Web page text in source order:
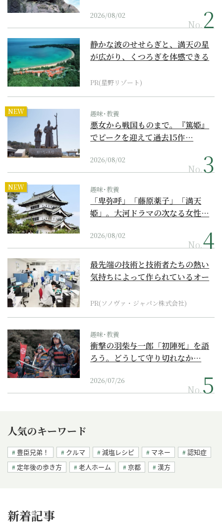
2026/08/02
No.
静かな波のせせらぎと、満天の星
が広がり、くつろぎを体感できる
PR(星野リゾート)
NEW 趣味･教養
悪女から戦国ものまで。『篤姫』
でピークを迎えて過去15作…
2026/08/02
No.
NEW 趣味･教養
「卑弥呼」「藤原薬子」「満天
姫」。大河ドラマの次なる女性…
2026/08/02
No.
最先端の技術と技術者たちの熱い
気持ちによって作られているオー
PR(ソノヴァ・ジャパン株式会社)
趣味･教養
衝撃の羽柴与一郎「初陣死」を語
ろう。どうして守り切れなか…
2026/07/26
No.
人気のキーワード
豊臣兄弟！ クルマ 減塩レシピ マネー
認知症
定年後の歩き方
老人ホーム 京都 漢方
新着記事